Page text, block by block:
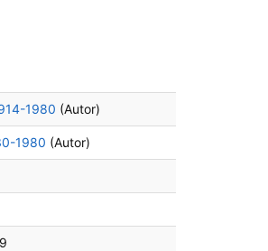
1980 (Autor)
1980 (Autor)